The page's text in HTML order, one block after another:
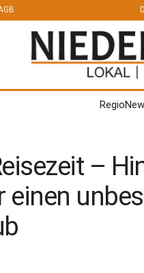
–
einen